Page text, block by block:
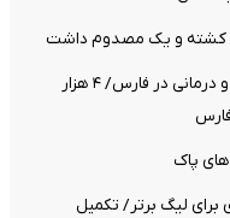
کشته و یک مصدوم داشت
بهره‌برداری از سه طرح راهبردی آموزشی و درمانی در فارس/ ۴ هزار
پاک
برای لیگ برتر/ تکمیل